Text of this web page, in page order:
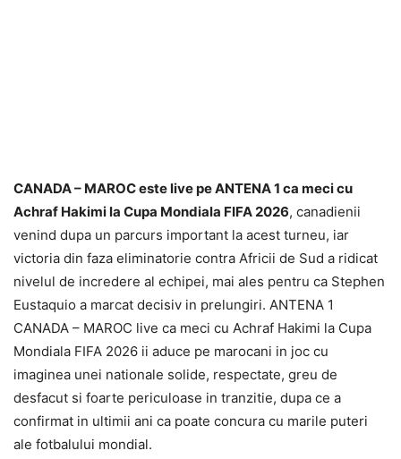
CANADA – MAROC este live pe ANTENA 1 ca meci cu
Achraf Hakimi la Cupa Mondiala FIFA 2026, canadienii
venind dupa un parcurs important la acest turneu, iar
victoria din faza eliminatorie contra Africii de Sud a ridicat
nivelul de incredere al echipei, mai ales pentru ca Stephen
Eustaquio a marcat decisiv in prelungiri. ANTENA 1
CANADA – MAROC live ca meci cu Achraf Hakimi la Cupa
Mondiala FIFA 2026 ii aduce pe marocani in joc cu
imaginea unei nationale solide, respectate, greu de
desfacut si foarte periculoase in tranzitie, dupa ce a
confirmat in ultimii ani ca poate concura cu marile puteri
ale fotbalului mondial.